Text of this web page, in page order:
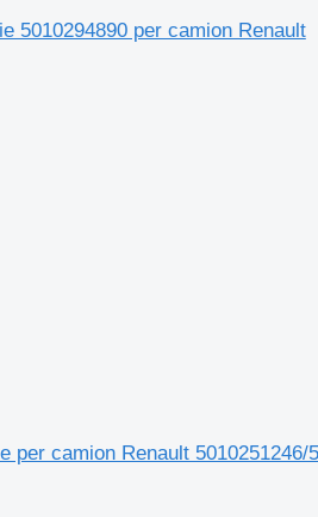
5010294890 per camion Renault
camion Renault 5010251246/